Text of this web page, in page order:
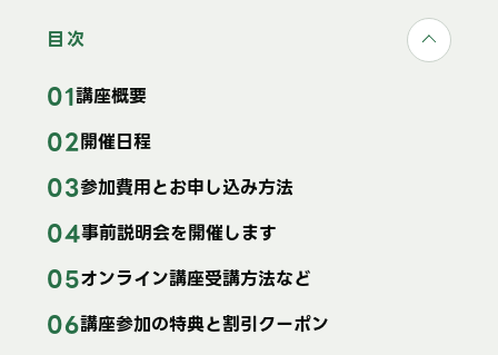
目次
講座概要
開催日程
参加費用とお申し込み方法
事前説明会を開催します
オンライン講座受講方法など
講座参加の特典と割引クーポン